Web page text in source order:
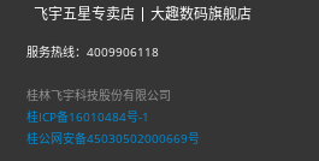
飞宇五星专卖店
大趣数码旗舰店
服务热线：4009906118
桂林飞宇科技股份有限公司
桂ICP备16010484号-1
桂公网安备45030502000669号